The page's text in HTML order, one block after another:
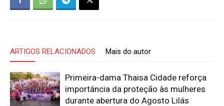
ARTIGOS RELACIONADOS Mais do autor
Primeira-dama Thaisa Cidade reforça
importância da proteção às mulheres
durante abertura do Agosto Lilás